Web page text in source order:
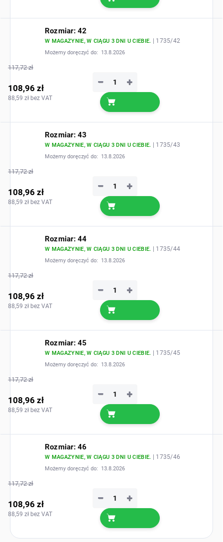
Rozmiar: 42
W MAGAZYNIE, W CIĄGU 3 DNI U CIEBIE. | 1735/42
Możemy doręczyć do: 13.8.2026
117,72 zł
108,96 zł
88,59 zł bez VAT
+
−
Rozmiar: 43
W MAGAZYNIE, W CIĄGU 3 DNI U CIEBIE. | 1735/43
Możemy doręczyć do: 13.8.2026
117,72 zł
108,96 zł
88,59 zł bez VAT
+
−
Rozmiar: 44
W MAGAZYNIE, W CIĄGU 3 DNI U CIEBIE. | 1735/44
Możemy doręczyć do: 13.8.2026
117,72 zł
108,96 zł
88,59 zł bez VAT
+
−
Rozmiar: 45
W MAGAZYNIE, W CIĄGU 3 DNI U CIEBIE. | 1735/45
Możemy doręczyć do: 13.8.2026
117,72 zł
108,96 zł
88,59 zł bez VAT
+
−
Rozmiar: 46
W MAGAZYNIE, W CIĄGU 3 DNI U CIEBIE. | 1735/46
Możemy doręczyć do: 13.8.2026
117,72 zł
108,96 zł
88,59 zł bez VAT
+
−